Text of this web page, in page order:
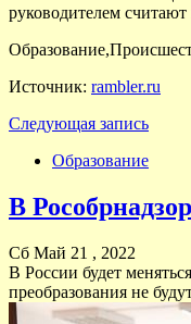
руководителем считают
Источник: rambler.ru
Следующая запись
Образование
В
Сб Май 21 , 2022
В России будет
преобразования не